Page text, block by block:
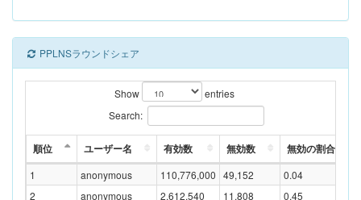
PPLNSラウンドシェア
Show
entries
Search:
順位 ユーザー名 有効数 無効数 無効の割合(%)
1 anonymous 110,776,000 49,152
0.04
2
anonymous 2,612,540 11,808 0.45